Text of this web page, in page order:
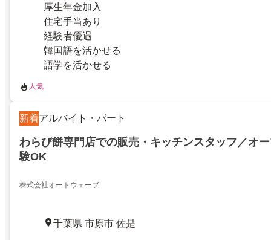
厚生年金加入
住宅手当あり
経験者優遇
韓国語を活かせる
語学を活かせる
人気
新着アルバイト・パート
わらび餅専門店での販売・キッチンスタッフ／オ
験OK
株式会社オートウェーブ
千葉県 市原市 佐是